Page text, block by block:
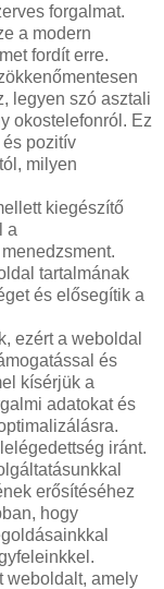
forgalmat.
a modern
fordít erre.
legyen szó asztali
okostelefonról. Ez
pozitív
milyen
kiegészítő
a
tartalmának
és elősegítik a
ezért a weboldal
és
kísérjük a
adatokat és
iránt.
erősítéséhez
hogy
weboldalt, amely